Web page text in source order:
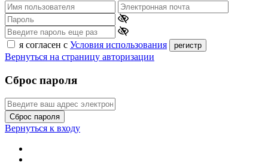
я согласен с Условия использования регистр
Вернуться на страницу авторизации
Сброс пароля
Сброс пароля
Вернуться к входу